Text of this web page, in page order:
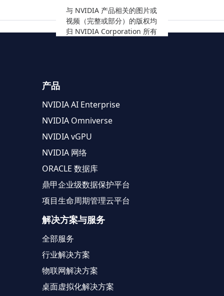
与 NVIDIA 产品相关的图片或
视频（完整或部分）的版权均
归 NVIDIA Corporation 所有
产品
NVIDIA AI Enterprise
NVIDIA Omniverse
NVIDIA vGPU
NVIDIA 网络
ORACLE 数据库
鼎甲企业级数据保护平台
项目生命周期管理云平台
解决方案与服务
全部服务
行业解决方案
物联网解决方案
桌面虚拟化解决方案